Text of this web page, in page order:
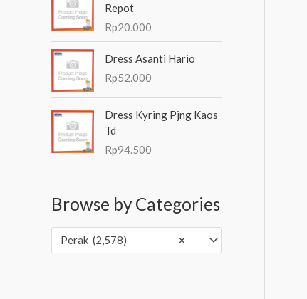
Repot
Rp20.000
Dress Asanti Hario
Rp52.000
Dress Kyring Pjng Kaos
Td
Rp94.500
Browse by Categories
×
Perak (2,578)